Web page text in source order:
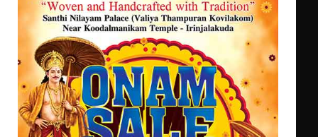
ശക്തമായ കാറ്റിന് സാധ്യത – ആഗസ്റ്റ്
12 വരെ മഴ തുടരും, തൃശൂർ
ജില്ലയിൽ മഞ്ഞ അലർട്ട്
ശക്തമായ മഴ തുടരുന്നു – തൃശൂർ
ജില്ലയിൽ എല്ലാ വിദ്യാഭ്യാസ
സ്ഥാപനങ്ങൾക്കും ശനിയാഴ്ച
അവധി